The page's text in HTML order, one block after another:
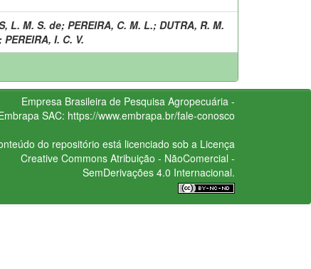
L. M. S. de; PEREIRA, C. M. L.; DUTRA, R. M.
; PEREIRA, I. C. V.
Empresa Brasileira de Pesquisa Agropecuária -
SAC: https://www.embrapa.br/fale-conosco
do repositório está licenciado sob a Licença
Creative CommonsAtribuição - NãoComercial -
SemDerivações 4.0 Internacional.